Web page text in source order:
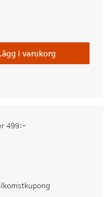
i varukorg
499:-